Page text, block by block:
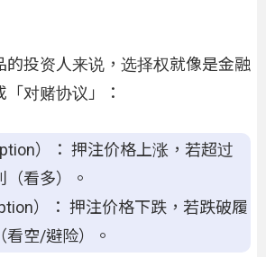
的投资人来说，选择权就像是金融
对赌协议」：
）： 押注价格上涨，若超过
看多）。
）： 押注价格下跌，若跌破履
看空/避险）。